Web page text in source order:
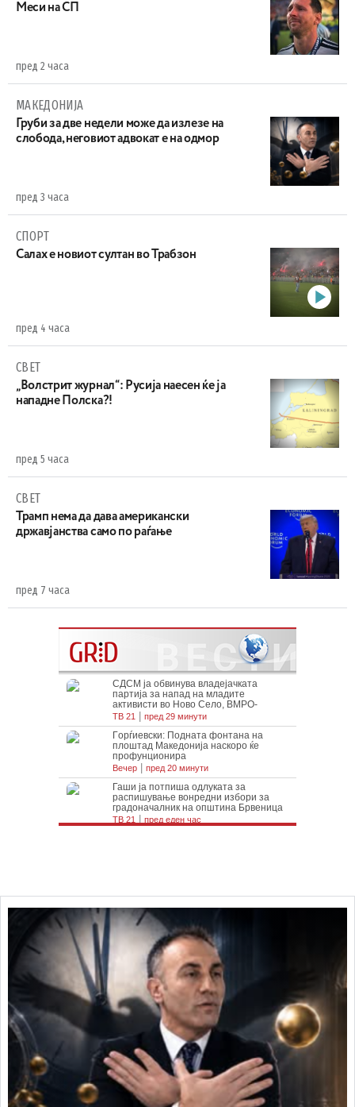
Меси на СП
пред 2 часа
МАКЕДОНИЈА
Груби за две недели може да излезе на
слобода, неговиот адвокат е на одмор
пред 3 часа
СПОРТ
Салах е новиот султан во Трабзон
пред 4 часа
СВЕТ
„Волстрит журнал“: Русија наесен ќе ја
нападне Полска?!
пред 5 часа
СВЕТ
Трамп нема да дава американски
државјанства само по раѓање
пред 7 часа